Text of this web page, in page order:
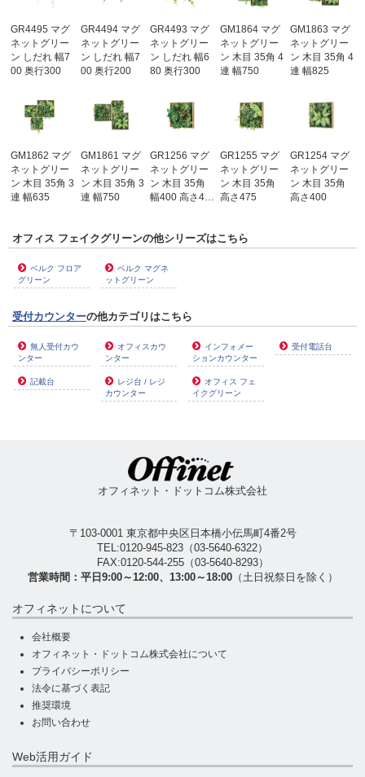
GR4495 マグ
ネットグリー
ン しだれ 幅7
00 奥行300
GR4494 マグ
ネットグリー
ン しだれ 幅7
00 奥行200
GR4493 マグ
ネットグリー
ン しだれ 幅6
80 奥行300
GM1864 マグ
ネットグリー
ン 木目 35角 4
連 幅750
GM1863 マグ
ネットグリー
ン 木目 35角 4
連 幅825
GM1862 マグ
ネットグリー
ン 木目 35角 3
連 幅635
GM1861 マグ
ネットグリー
ン 木目 35角 3
連 幅750
GR1256 マグ
ネットグリー
ン 木目 35角
幅400 高さ4…
GR1255 マグ
ネットグリー
ン 木目 35角
高さ475
GR1254 マグ
ネットグリー
ン 木目 35角
高さ400
オフィス フェイクグリーンの他シリーズはこちら
ベルク フロア
グリーン
ベルク マグネ
ットグリーン
受付カウンターの他カテゴリはこちら
無人受付カウ
ンター
オフィスカウ
ンター
インフォメー
ションカウンター
受付電話台
記載台
レジ台 / レジ
カウンター
オフィス フェ
イクグリーン
オフィネット・ドットコム株式会社
〒103-0001 東京都中央区日本橋小伝馬町4番2号
TEL:0120-945-823 （03-5640-6322）
FAX:0120-544-255（03-5640-8293）
営業時間：平日9:00～12:00、13:00～18:00（土日祝祭日を除く）
オフィネットについて
会社概要
オフィネット・ドットコム株式会社について
プライバシーポリシー
法令に基づく表記
推奨環境
お問い合わせ
Web活用ガイド